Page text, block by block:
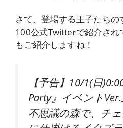
さて、登場する王子たち
100公式Twitterで紹介され
もご紹介しますね！
【予告】10/1(日
Party』イベント
不思議の森で、チ